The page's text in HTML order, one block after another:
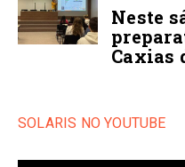
Neste
Caxias
SOLARIS NO YOUTUBE